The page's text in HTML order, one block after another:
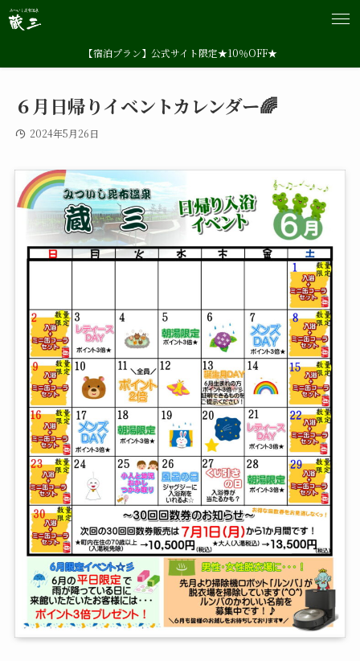
【宿泊プラン】公式サイト限定★10％OFF★
６月日帰りイベントカレンダー🌈
2024年5月26日